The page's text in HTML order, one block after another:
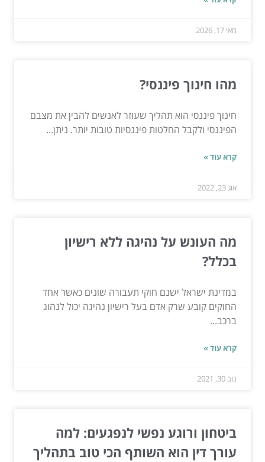
מאי 17, 2026
מהו חינוך פיננסי?
חינוך פיננסי הוא תהליך שעוזר לאנשים להבין את מצבם
הפיננסי ולקבל החלטות פיננסיות טובות יותר. ניתן...
קרא עוד »
אוג 23, 2022
מה העונש על נהיגה ללא רישיון
בכלל?
במדינת ישראל ישנם חוקי תעבורה שונים כאשר אחד
החוקים קובע שרק אדם בעל רישיון נהיגה יכול לנהוג
ברכב...
קרא עוד »
נוב 30, 2021
ביטחון ורוגע נפשי לנפגעים: למה
עורך דין הוא השותף הכי טוב בתהליך